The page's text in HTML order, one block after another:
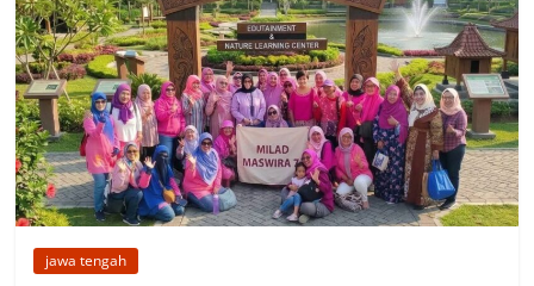
jawa tengah